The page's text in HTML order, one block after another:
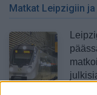
Matkat Leipzigiin